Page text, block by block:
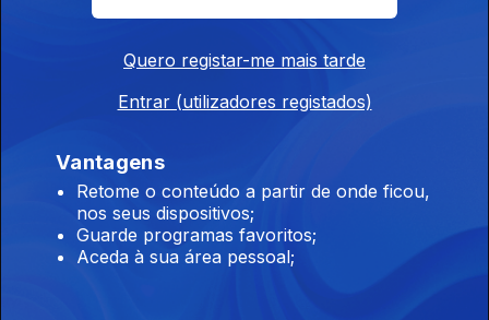
Ep. 4
Quero registar-me mais tarde
Entrar (utilizadores registados)
Vantagens
Retome o conteúdo a partir de onde ficou,
nos seus dispositivos;
Guarde programas favoritos;
Aceda à sua área pessoal;